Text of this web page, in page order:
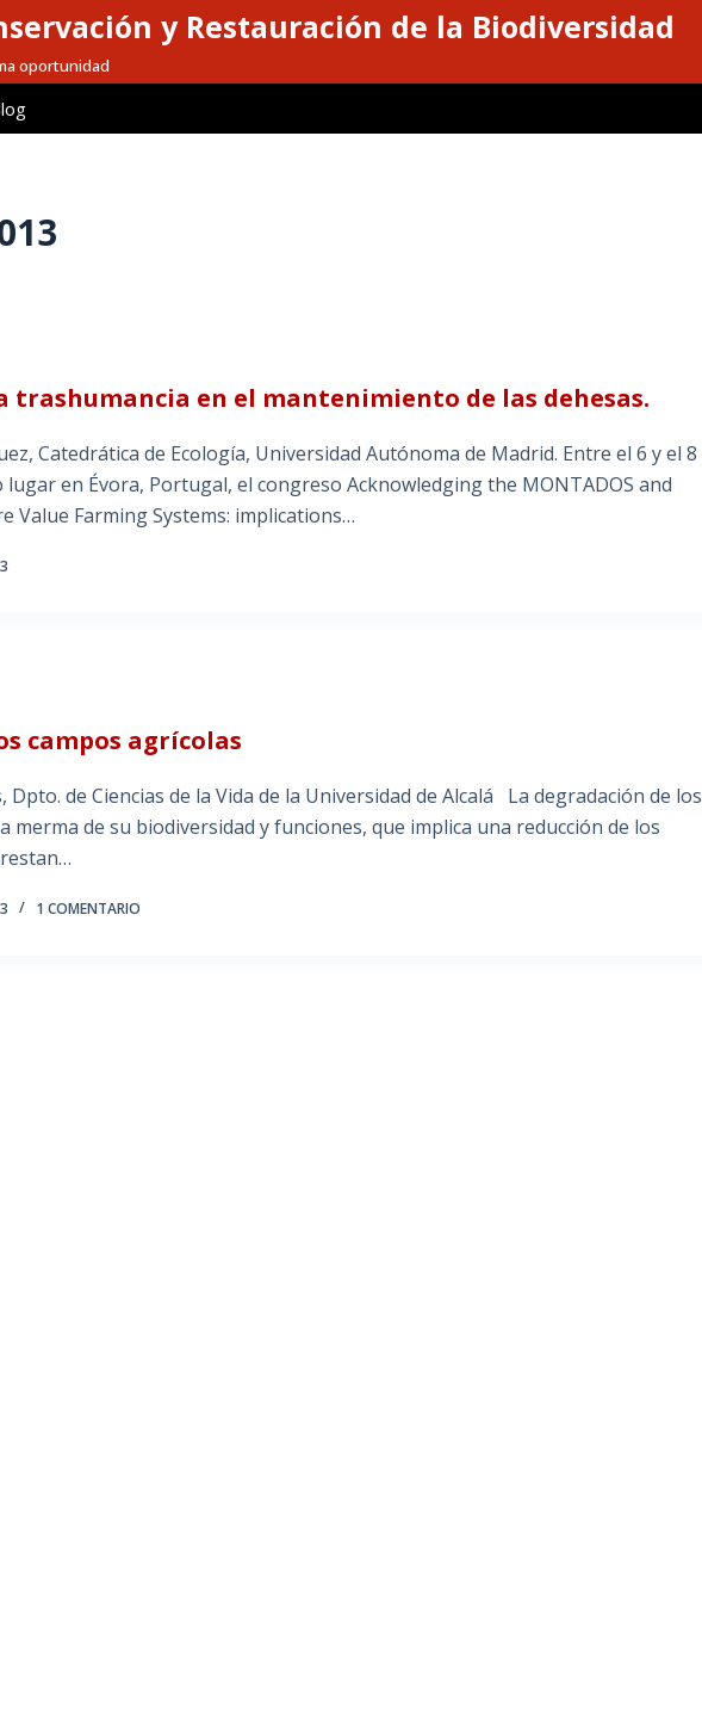
y Restauración de la Biodiversidad
oportunidad
trashumancia en el mantenimiento de las dehesas.
Catedrática de Ecología, Universidad Autónoma de Madrid. Entre el 6 y el 8
en Évora, Portugal, el congreso Acknowledging the MONTADOS and
Value Farming Systems: implications…
campos agrícolas
Dpto. de Ciencias de la Vida de la Universidad de Alcalá La degradación de los
merma de su biodiversidad y funciones, que implica una reducción de los
1 COMENTARIO